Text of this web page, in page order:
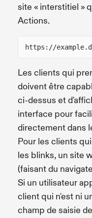
site « interstitiel »
Actions.
https://
Les clients qui
doivent être
ci-dessus et
interface pour
directement dans
Pour les clients
les blinks, un site
(faisant du
Si un utilisateur
client qui n'est ni
champ de saisie